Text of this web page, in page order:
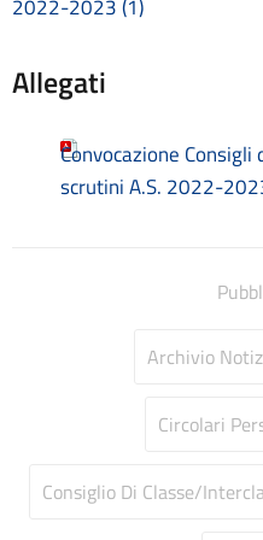
Consulenti e collaboratori
Contrattazione collettiva
Contrattazione integrativa
Cookie Policy (UE)
Corsi
D.S.G.A.
Incarichi conferiti e
Inclusione e BES
2022-2023 (1)
Allegati
Convocazione
scrutini A.S. 2022-
Archivio
Circolari
Consiglio Di Classe/